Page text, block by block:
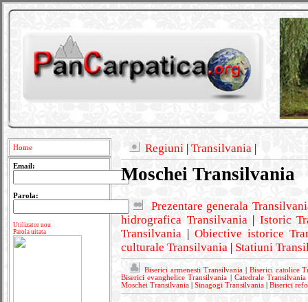
Home
Email:
Parola:
Utilizator nou
Parola uitata
Regiuni | Transilvania |
Moschei Transilvania
Prezentare generala
hidrografica Transilvania | Istoric
Transilvania | Obiective istorice
culturale Transilvania | Statiuni
Biserici armenesti Transilvania
Biserici catolice
Biserici evanghelice Transilvania
Catedrale Transilvania
Moschei Transilvania
Sinagogi Transilvania Biserici